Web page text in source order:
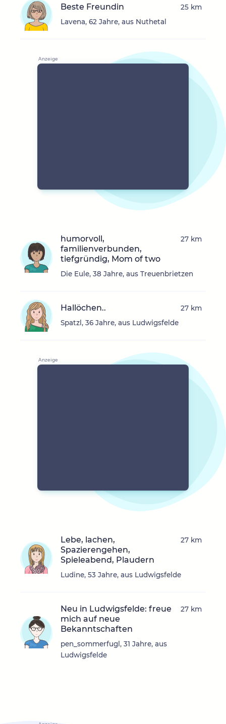
Beste Freundin
Lavena, 62 Jahre, aus Nuthetal
25 km
humorvoll,
familienverbunden,
tiefgründig, Mom of two
Die Eule, 38 Jahre, aus Treuenbrietzen
27 km
Hallöchen..
Spatzl, 36 Jahre, aus Ludwigsfelde
27 km
Lebe, lachen,
Spazierengehen,
Spieleabend, Plaudern
Ludine, 53 Jahre, aus Ludwigsfelde
27 km
Neu in Ludwigsfelde: freue
mich auf neue
Bekanntschaften
pen_sommerfugl, 31 Jahre, aus
Ludwigsfelde
27 km